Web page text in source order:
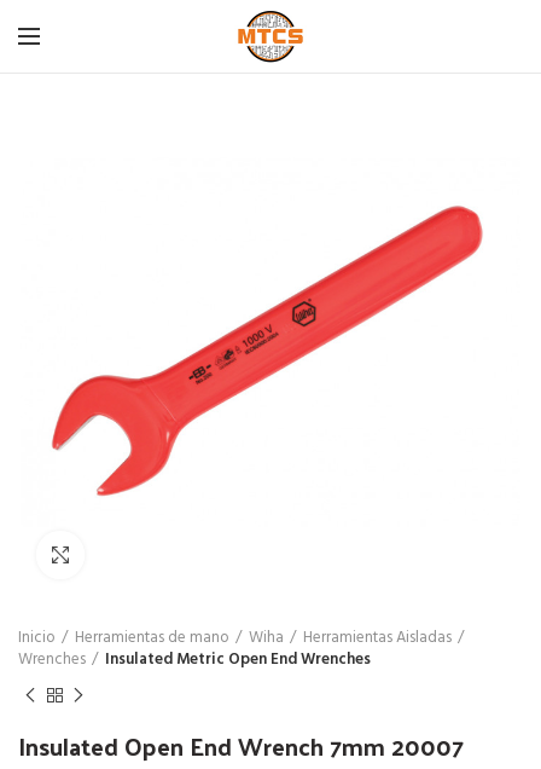
Inicio Herramientas de mano Wiha
Herramientas Aisladas
Wrenches
Insulated Metric Open End Wrenches
Insulated Open End Wrench 7mm 20007